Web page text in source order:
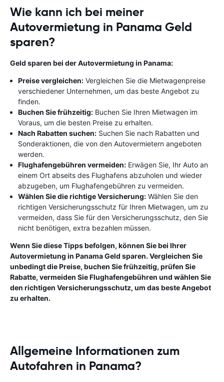
Wie kann ich bei meiner
Autovermietung in Panama Geld
sparen?
Geld sparen bei der Autovermietung in Panama:
Preise vergleichen: Vergleichen Sie die Mietwagenpreise
verschiedener Unternehmen, um das beste Angebot zu
finden.
Buchen Sie frühzeitig: Buchen Sie Ihren Mietwagen im
Voraus, um die besten Preise zu erhalten.
Nach Rabatten suchen: Suchen Sie nach Rabatten und
Sonderaktionen, die von den Autovermietern angeboten
werden.
Flughafengebühren vermeiden: Erwägen Sie, Ihr Auto an
einem Ort abseits des Flughafens abzuholen und wieder
abzugeben, um Flughafengebühren zu vermeiden.
Wählen Sie die richtige Versicherung: Wählen Sie den
richtigen Versicherungsschutz für Ihren Mietwagen, um zu
vermeiden, dass Sie für den Versicherungsschutz, den Sie
nicht benötigen, extra bezahlen müssen.
Wenn Sie diese Tipps befolgen, können Sie bei Ihrer
Autovermietung in Panama Geld sparen. Vergleichen Sie
unbedingt die Preise, buchen Sie frühzeitig, prüfen Sie
Rabatte, vermeiden Sie Flughafengebühren und wählen Sie
den richtigen Versicherungsschutz, um das beste Angebot
zu erhalten.
Allgemeine Informationen zum
Autofahren in Panama?